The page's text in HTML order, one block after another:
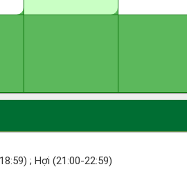
; Hợi (21:00-22:59)